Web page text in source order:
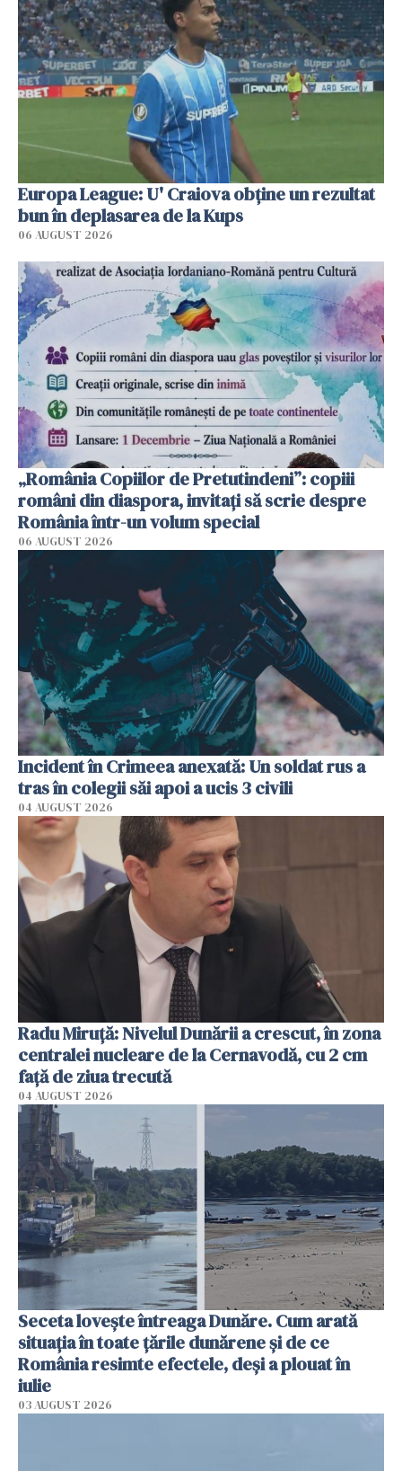
Europa League: U' Craiova obține un rezultat
bun în deplasarea de la Kups
06 AUGUST 2026
„România Copiilor de Pretutindeni”: copiii
români din diaspora, invitați să scrie despre
România într-un volum special
06 AUGUST 2026
Incident în Crimeea anexată: Un soldat rus a
tras în colegii săi apoi a ucis 3 civili
04 AUGUST 2026
Radu Miruţă: Nivelul Dunării a crescut, în zona
centralei nucleare de la Cernavodă, cu 2 cm
faţă de ziua trecută
04 AUGUST 2026
Seceta lovește întreaga Dunăre. Cum arată
situația în toate țările dunărene și de ce
România resimte efectele, deși a plouat în
iulie
03 AUGUST 2026